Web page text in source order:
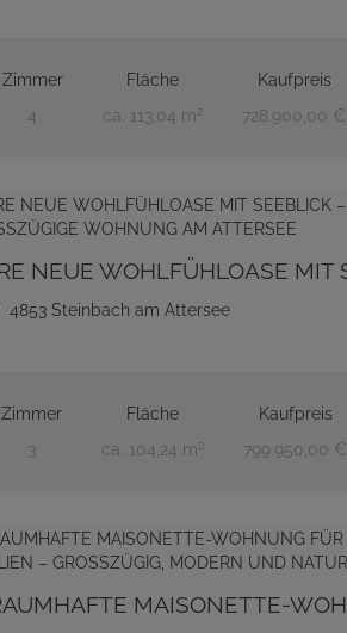
Zimmer
4
Fläche
ca. 113,04 m2
Kaufpreis
728.900,00 €
4853 Steinbach am Attersee
Zimmer
3
Fläche
ca. 104,24 m2
Kaufpreis
799.950,00 €